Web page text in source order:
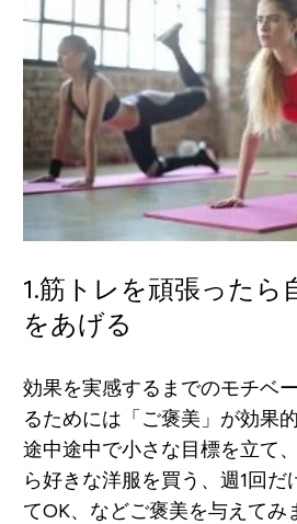
1.筋トレを頑張ったら
をあげる
効果を実感するまでのモチベ
るためには「ご褒美」が効果的
途中途中で小さな目標を立て
ら好きな洋服を買う、週1回だ
てOK、などご褒美を与えてみ